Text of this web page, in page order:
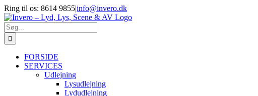
Skip
to
content
Ring til os: 8614 9855|info@invero.dk
Facebook
YouTube
Søg
efter:
FORSIDE
SERVICES
Udlejning
Lysudlejning
Lydudlejning